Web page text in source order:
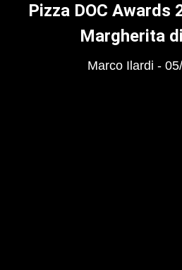
Pizza DOC Awards
Margherita
Marco Ilardi